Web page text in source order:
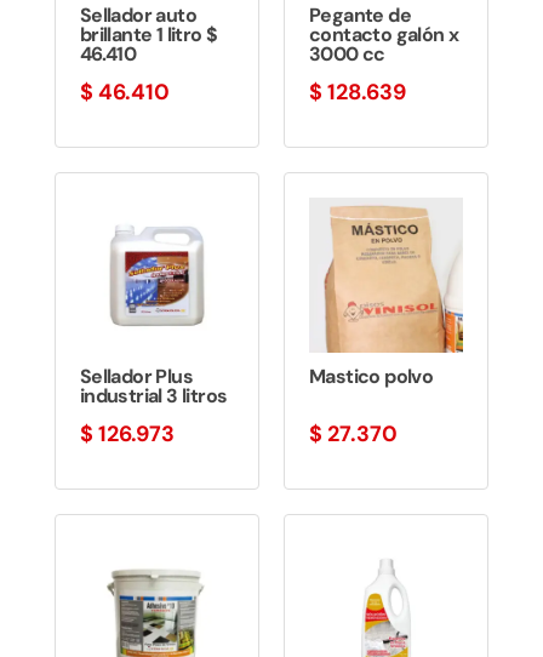
Sellador auto
brillante 1 litro $
46.410
$ 46.410
Pegante de
contacto galón x
3000 cc
$ 128.639
Sellador Plus
industrial 3 litros
$ 126.973
Mastico polvo
$ 27.370